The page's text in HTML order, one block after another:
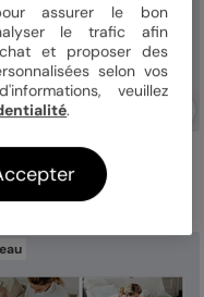
Cœurs
de 1,39 €
assurer le bon
le trafic afin
et proposer des
selon vos
veuillez
.